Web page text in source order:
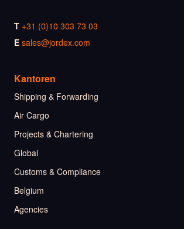
T +31 (0)10 303 73 03
E sales@jordex.com
Kantoren
Shipping & Forwarding
Air Cargo
Projects & Chartering
Global
Customs & Compliance
Belgium
Agencies